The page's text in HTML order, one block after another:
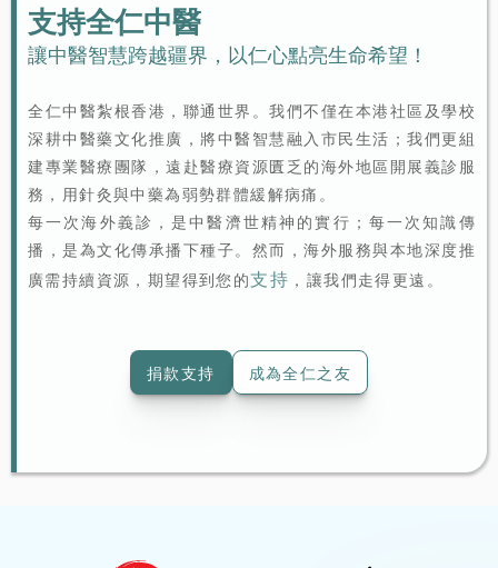
支持全仁中醫
讓中醫智慧跨越疆界，以仁心點亮生命希望！
全仁中醫紮根香港，聯通世界。我們不僅在本港社區及學校
深耕中醫藥文化推廣，將中醫智慧融入市民生活；我們更組
建專業醫療團隊，遠赴醫療資源匱乏的海外地區開展義診服
務，用針灸與中藥為弱勢群體緩解病痛。
每一次海外義診，是中醫濟世精神的實行；每一次知識傳
播，是為文化傳承播下種子。然而，海外服務與本地深度推
廣需持續資源，期望得到您的支持 ，讓我們走得更遠。
捐款支持 成為全仁之友